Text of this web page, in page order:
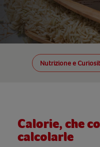
Nutrizione e
Calorie, che
calcolarle